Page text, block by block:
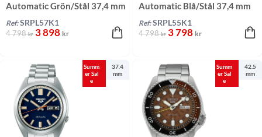
Automatic Grön/Stål 37,4 mm
Ref: SRPL57K1
4 798kr 3 898 kr
Automatic Blå/Stål 37,4 mm
Ref: SRPL55K1
4 798kr 3 798 kr
Summ
er Sal
e
37.4
mm
Summ
er Sal
e
42.5
mm